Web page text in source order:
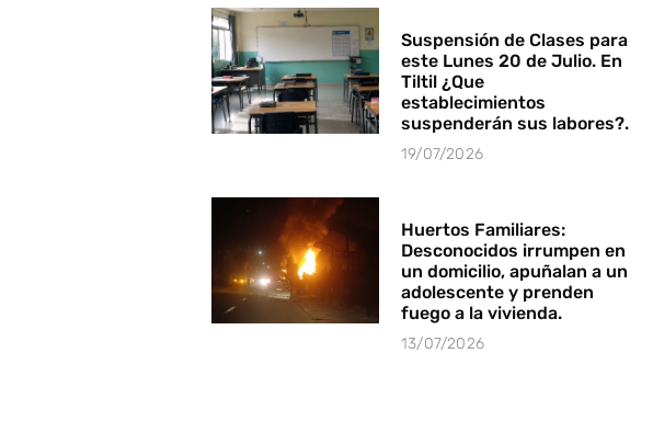
Suspensión de Clases para
este Lunes 20 de Julio. En
Tiltil ¿Que
establecimientos
suspenderán sus labores?.
19/07/2026
Huertos Familiares:
Desconocidos irrumpen en
un domicilio, apuñalan a un
adolescente y prenden
fuego a la vivienda.
13/07/2026